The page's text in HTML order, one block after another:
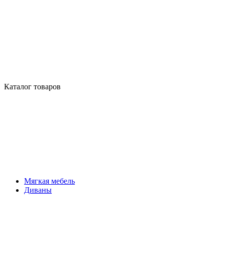
Каталог товаров
Мягкая мебель
Диваны